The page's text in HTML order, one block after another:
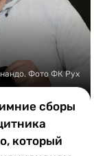
Фото ФК Рух
сборы
который